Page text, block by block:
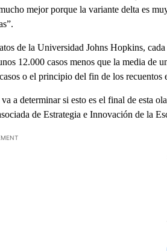
mejor porque la variante delta es
de la Universidad Johns Hopkins,
12.000 casos menos que la media de
o el principio del fin de los recuentos
a determinar si esto es el final de esta
de Estrategia e Innovación de la